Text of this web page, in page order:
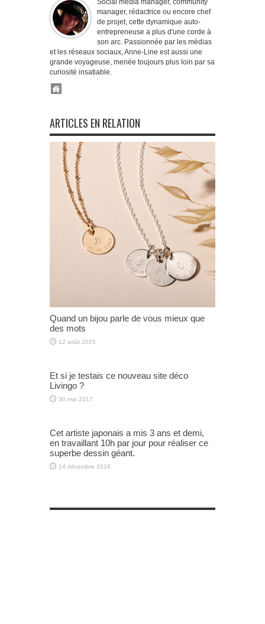
Social media manager, community
manager, rédactrice ou encore chef
de projet, cette dynamique auto-
entrepreneuse a plus d'une corde à
son arc. Passionnée par les médias
et les réseaux sociaux, Anne-Line est aussi une
grande voyageuse, menée toujours plus loin par sa
curiosité insatiable.
ARTICLES EN RELATION
Quand un bijou parle de vous mieux que
des mots
12 août 2025
Et si je testais ce nouveau site déco
Livingo ?
30 mai 2017
Cet artiste japonais a mis 3 ans et demi,
en travaillant 10h par jour pour réaliser ce
superbe dessin géant.
14 décembre 2016